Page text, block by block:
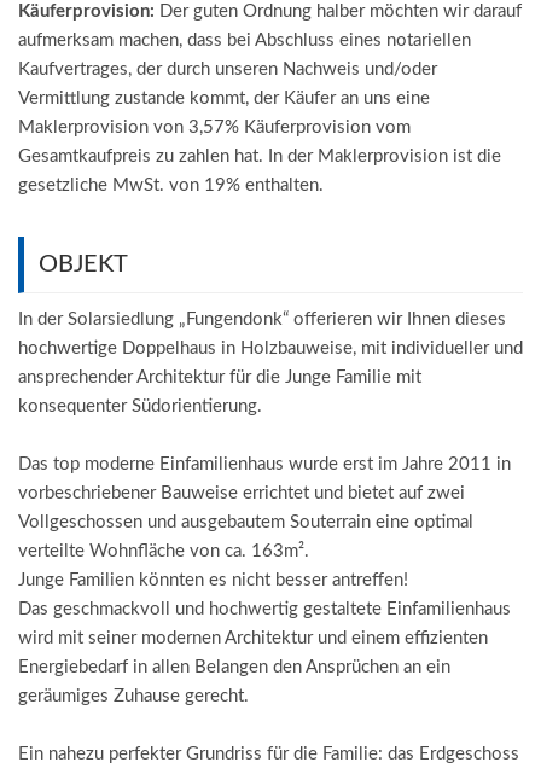
Käuferprovision: Der guten Ordnung halber möchten wir darauf
aufmerksam machen, dass bei Abschluss eines notariellen
Kaufvertrages, der durch unseren Nachweis und/oder
Vermittlung zustande kommt, der Käufer an uns eine
Maklerprovision von 3,57% Käuferprovision vom
Gesamtkaufpreis zu zahlen hat. In der Maklerprovision ist die
gesetzliche MwSt. von 19% enthalten.
OBJEKT
In der Solarsiedlung „Fungendonk“ offerieren wir Ihnen dieses
hochwertige Doppelhaus in Holzbauweise, mit individueller und
ansprechender Architektur für die Junge Familie mit
konsequenter Südorientierung.
Das top moderne Einfamilienhaus wurde erst im Jahre 2011 in
vorbeschriebener Bauweise errichtet und bietet auf zwei
Vollgeschossen und ausgebautem Souterrain eine optimal
verteilte Wohnfläche von ca. 163m².
Junge Familien könnten es nicht besser antreffen!
Das geschmackvoll und hochwertig gestaltete Einfamilienhaus
wird mit seiner modernen Architektur und einem effizienten
Energiebedarf in allen Belangen den Ansprüchen an ein
geräumiges Zuhause gerecht.
Ein nahezu perfekter Grundriss für die Familie: das Erdgeschoss